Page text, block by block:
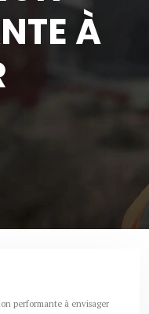
À
performante à envisager